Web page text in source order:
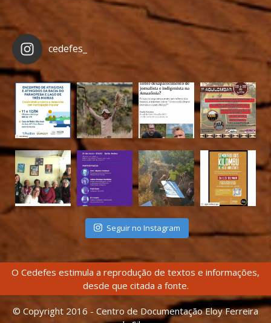
cedefes_
Seguir no Instagram
O Cedefes estimula a reprodução de textos e informações,
desde que citada a fonte.
© Copyright 2016 - Centro de Documentação Eloy Ferreira